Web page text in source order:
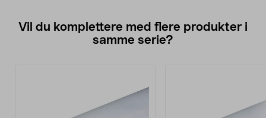
Vil du komplettere med flere produkter i
samme serie?